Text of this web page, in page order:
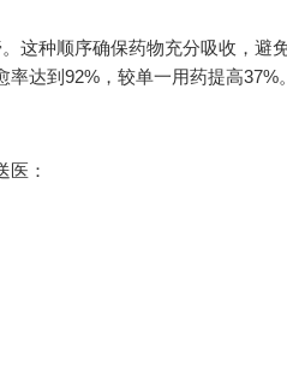
这种顺序确保药物充分吸收，
达到92%，较单一用药提高37%。
医：